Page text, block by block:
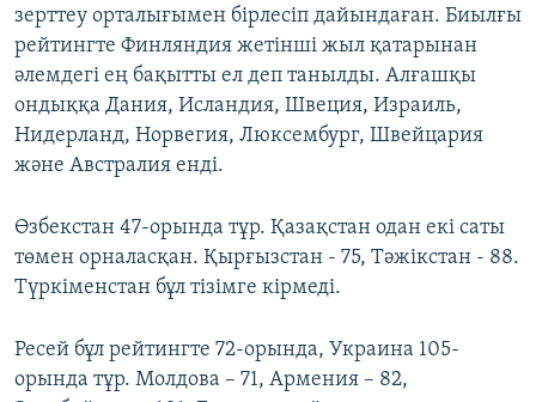
зерттеу орталығымен бірлесіп дайындаған. Биылғы
рейтингте Финляндия жетінші жыл қатарынан
әлемдегі ең бақытты ел деп танылды. Алғашқы
ондыққа Дания, Исландия, Швеция, Израиль,
Нидерланд, Норвегия, Люксембург, Швейцария
және Австралия енді.
Өзбекстан 47-орында тұр. Қазақстан одан екі саты
төмен орналасқан. Қырғызстан - 75, Тәжікстан - 88.
Түркіменстан бұл тізімге кірмеді.
Ресей бұл рейтингте 72-орында, Украина 105-
орында тұр. Молдова – 71, Армения – 82,